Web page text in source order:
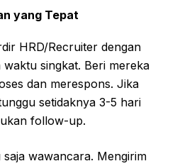
yang Tepat
HRD/Recruiter dengan
singkat. Beri mereka
dan merespons. Jika
setidaknya 3-5 hari
follow-up.
wawancara. Mengirim